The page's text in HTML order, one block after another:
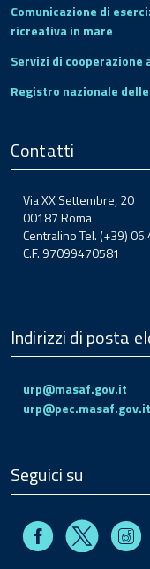
Comunicazione di
ricreativa in mare
Servizi di cooperazione
Registro nazionale
Contatti
Via XX Settembre, 20
00187 Roma
Centralino Tel. (+39)
C.F. 97099470581
Indirizzi di posta
urp@masaf.gov.it
urp@pec.masaf.gov.it
Seguici su
FacebookX